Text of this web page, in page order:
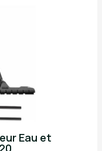
Eau et